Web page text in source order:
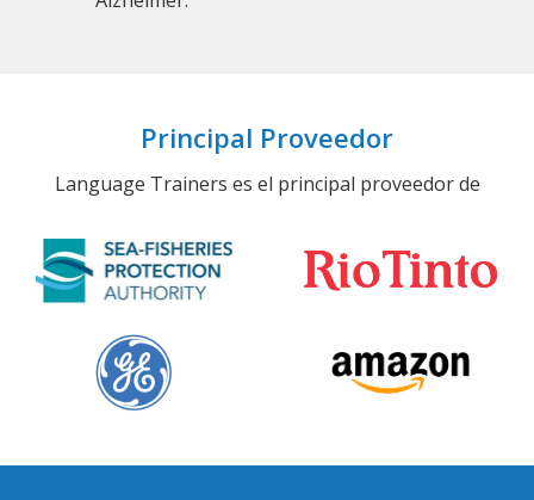
Principal Proveedor
Language Trainers es el principal proveedor de